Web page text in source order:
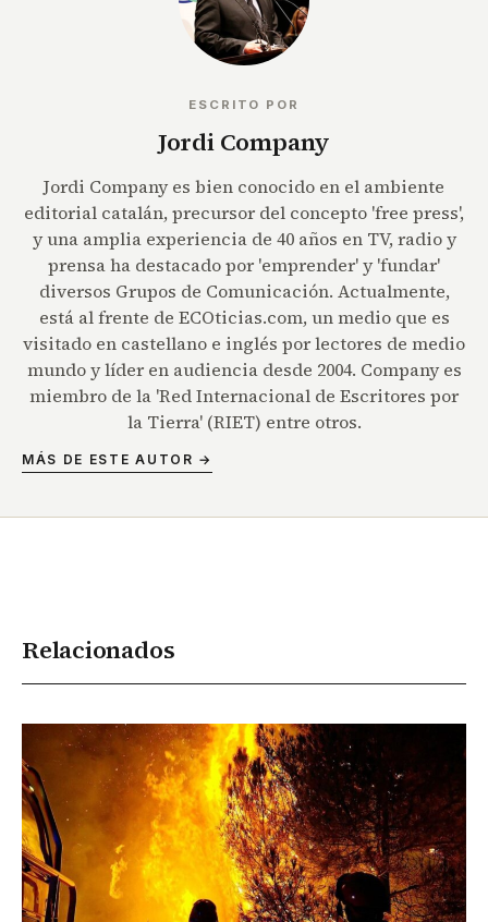
ESCRITO POR
Jordi Company
Jordi Company es bien conocido en el ambiente
editorial catalán, precursor del concepto 'free press',
y una amplia experiencia de 40 años en TV, radio y
prensa ha destacado por 'emprender' y 'fundar'
diversos Grupos de Comunicación. Actualmente,
está al frente de ECOticias.com, un medio que es
visitado en castellano e inglés por lectores de medio
mundo y líder en audiencia desde 2004. Company es
miembro de la 'Red Internacional de Escritores por
la Tierra' (RIET) entre otros.
MÁS DE ESTE AUTOR →
Relacionados